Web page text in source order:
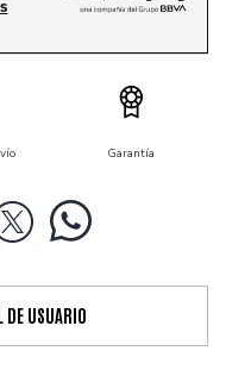
Garantía
DE USUARIO